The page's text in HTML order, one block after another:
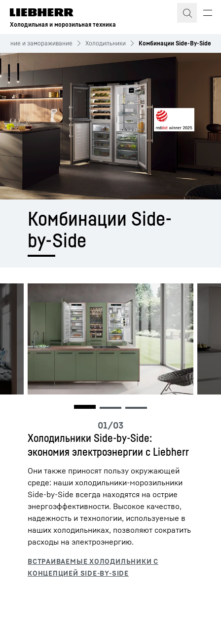
Холодильная и морозильная техника
и замораживание Холодильники Комбинации Side-By-Side
Комбинации­ Side-
by-Side
Холодильники Side-by-Side:
экономия электроэнергии с Liebherr
Они также приносят пользу окружающей
среде: наши холодильники-морозильники
Side-by-Side всегда находятся на острие
энергоэффективности. Высокое качество,
надежность и технологии, используемые в
наших холодильниках, позволяют сократить
расходы на электроэнергию.